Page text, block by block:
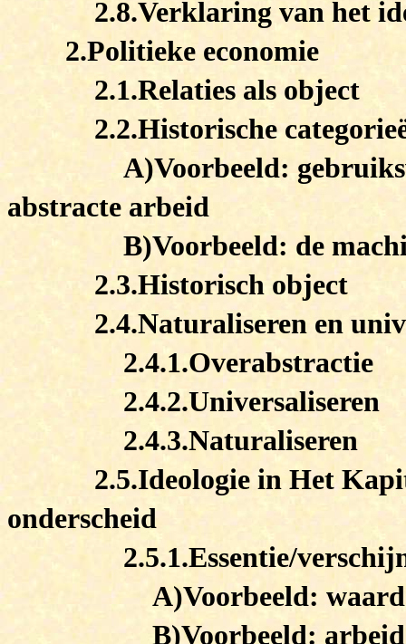
2.8.Verklaring van het
2.Politieke economie
2.1.Relaties als object
2.2.Historische
A)Voorbeeld:
abstracte arbeid
B)Voorbeeld: de
2.3.Historisch object
2.4.Naturaliseren en
2.4.1.Overabstractie
2.4.2.Universaliseren
2.4.3.Naturaliseren
2.5.Ideologie in Het
onderscheid
2.5.1.Essentie/
A)Voorbeeld:
B)Voorbeeld: